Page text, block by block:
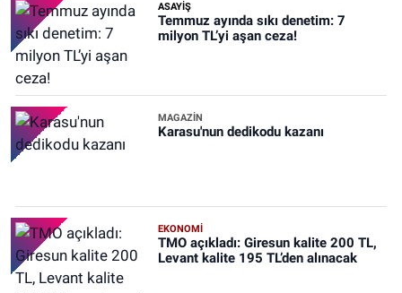
ASAYİŞ
Temmuz ayında sıkı denetim: 7
milyon TL’yi aşan ceza!
MAGAZİN
Karasu'nun dedikodu kazanı
EKONOMİ
TMO açıkladı: Giresun kalite 200 TL,
Levant kalite 195 TL’den alınacak